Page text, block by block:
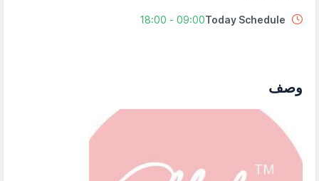
Today Schedule
09:00 - 18:00
وصف